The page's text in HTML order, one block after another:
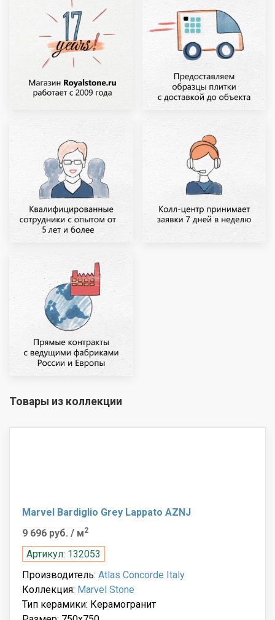
Товары из коллекции
Marvel Bardiglio Grey Lappato AZNJ
9 696 руб. / м2
Артикул: 132053
Производитель: Atlas Concorde Italy
Коллекция: Marvel Stone
Тип керамики: Керамогранит